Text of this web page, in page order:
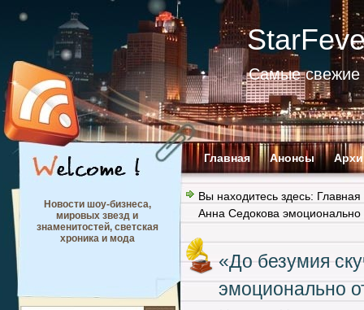
Самые свежие
Главная Анонсы
Новости шоу-бизнеса,
мировых звезд и
знаменитостей, светская
хроника и мода
Вы находитесь здесь: Главная
Анна Седокова эмоционально
«До безумия
эмоционально